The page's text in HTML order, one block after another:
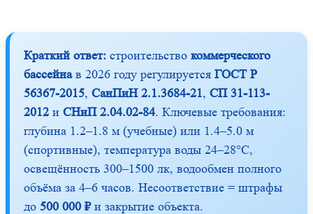
Краткий ответ: строительство коммерческого
бассейнав 2026 году регулируется ГОСТ Р
56367-2015, СанПиН 2.1.3684-21, СП 31-113-
2012 и СНиП 2.04.02-84. Ключевые требования:
глубина 1.2–1.8 м (учебные) или 1.4–5.0 м
(спортивные), температура воды 24–28°C,
освещённость 300–1500 лк, водообмен полного
объёма за 4–6 часов. Несоответствие = штрафы
до 500 000 ₽и закрытие объекта.